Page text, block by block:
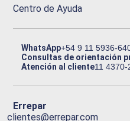
Centro de Ayuda
WhatsApp+54 9 11 5936-
Consultas de orientación
Atención al cliente11 4370-
Errepar
clientes@errepar.com